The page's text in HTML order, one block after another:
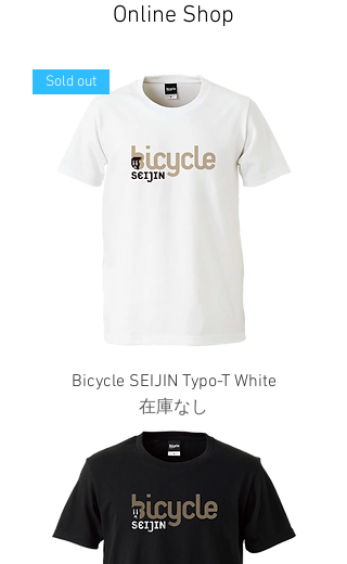
Online Shop
Sold out
Bicycle SEIJIN Typo-T White
在庫なし